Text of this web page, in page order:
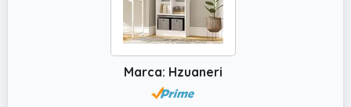
Marca: Hzuaneri